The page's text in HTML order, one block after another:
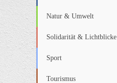
Natur & Umwelt
Solidarität & Lichtblicke
Sport
Tourismus